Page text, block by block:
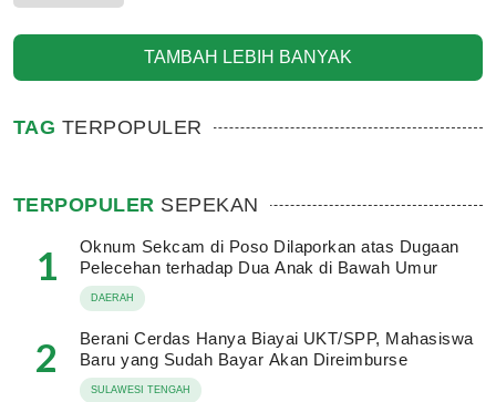
TAMBAH LEBIH BANYAK
TAG TERPOPULER
TERPOPULER SEPEKAN
1
Oknum Sekcam di Poso Dilaporkan atas Dugaan
Pelecehan terhadap Dua Anak di Bawah Umur
DAERAH
2
Berani Cerdas Hanya Biayai UKT/SPP, Mahasiswa
Baru yang Sudah Bayar Akan Direimburse
SULAWESI TENGAH